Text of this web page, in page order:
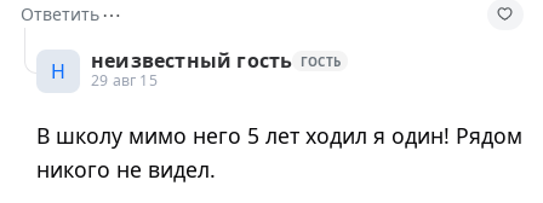
Ответить⋯
Н неизвестный гость ГОСТЬ
29 авг 15
В школу мимо него 5 лет ходил я один! Рядом
никого не видел.